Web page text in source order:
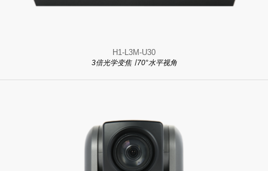
H1-L3M-U30
3倍光学变焦 ∣ 70°水平视角